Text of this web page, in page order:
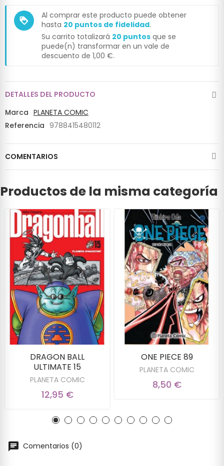
loyalty
Al comprar este producto puede obtener
hasta 20 puntos de fidelidad.
Su carrito totalizará 20 puntos que se
puede(n) transformar en un vale de
descuento de 1,00 €.
DETALLES DEL PRODUCTO
Marca PLANETA COMIC
Referencia 9788415480112
COMENTARIOS
Productos de la misma categoría
DRAGON BALL
ULTIMATE 15
PLANETA COMIC
12,95 €
ONE PIECE 89
PLANETA COMIC
8,50 €
Comentarios (0)